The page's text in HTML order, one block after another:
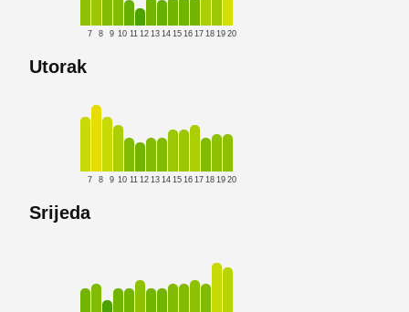
7 8 9 10 11 12 13 14 15 16 17 18 19 20
Utorak
7 8 9 10 11 12 13 14 15 16 17 18 19 20
Srijeda